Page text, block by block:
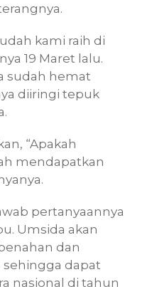
kami raih di
19 Maret lalu.
sudah hemat
diiringi tepuk
“Apakah
mendapatkan
pertanyaannya
Umsida akan
dan
dapat
nasional di tahun